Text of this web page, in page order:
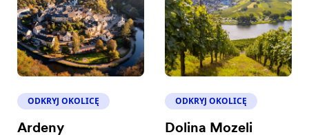
ODKRYJ OKOLICĘ
Ardeny
ODKRYJ OKOLICĘ
Dolina Mozeli